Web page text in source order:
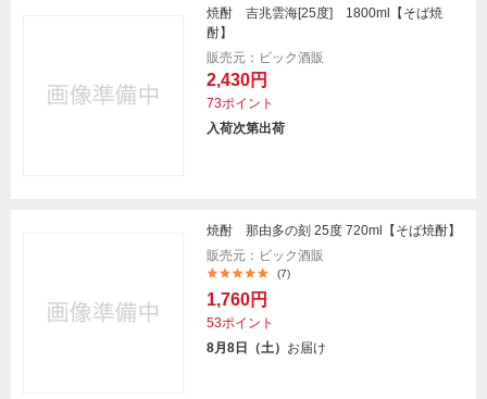
焼酎 吉兆雲海[25度] 1800ml【そば焼
酎】
販売元：ビック酒販
2,430円
73ポイント
入荷次第出荷
焼酎 那由多の刻 25度 720ml【そば焼酎】
販売元：ビック酒販
(7)
1,760円
53ポイント
8月8日（土） お届け